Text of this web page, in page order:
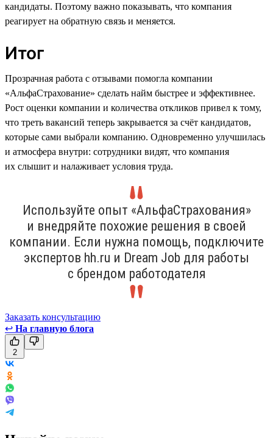
кандидаты. Поэтому важно показывать, что компания
реагирует на обратную связь и меняется.
Итог
Прозрачная работа с отзывами помогла компании
«АльфаСтрахование» сделать найм быстрее и эффективнее.
Рост оценки компании и количества откликов привел к тому,
что треть вакансий теперь закрывается за счёт кандидатов,
которые сами выбрали компанию. Одновременно улучшилась
и атмосфера внутри: сотрудники видят, что компания
их слышит и налаживает условия труда.
Используйте опыт «АльфаСтрахования»
и внедряйте похожие решения в своей
компании. Если нужна помощь, подключите
экспертов hh.ru и Dream Job для работы
с брендом работодателя
Заказать консультацию
↩ На главную блога
2